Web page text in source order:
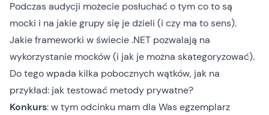
Podczas audycji możecie posłuchać o tym co to są
mocki i na jakie grupy się je dzieli (i czy ma to sens).
Jakie frameworki w świecie .NET pozwalają na
wykorzystanie mocków (i jak je można skategoryzować).
Do tego wpada kilka pobocznych wątków, jak na
przykład: jak testować metody prywatne?
Konkurs: w tym odcinku mam dla Was egzemplarz